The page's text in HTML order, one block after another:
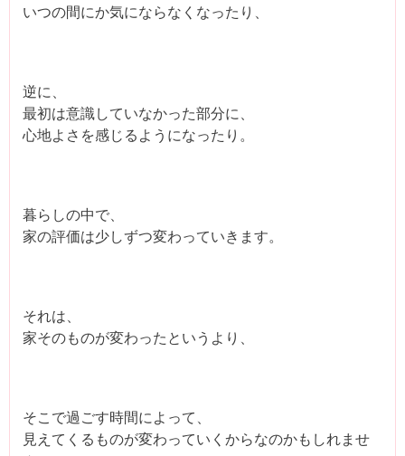
いつの間にか気にならなくなったり、
逆に、
最初は意識していなかった部分に、
心地よさを感じるようになったり。
暮らしの中で、
家の評価は少しずつ変わっていきます。
それは、
家そのものが変わったというより、
そこで過ごす時間によって、
見えてくるものが変わっていくからなのかもしれませ